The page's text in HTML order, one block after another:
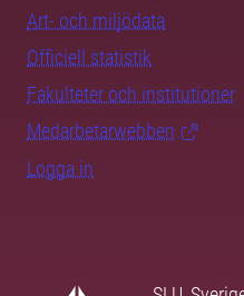
Art- och miljödata
Officiell statistik
Fakulteter och institutioner
Medarbetarwebben
Logga in